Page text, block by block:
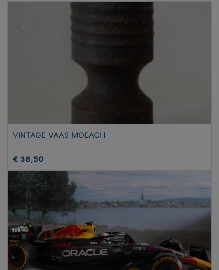
VINTAGE VAAS MOBACH
€ 38,50